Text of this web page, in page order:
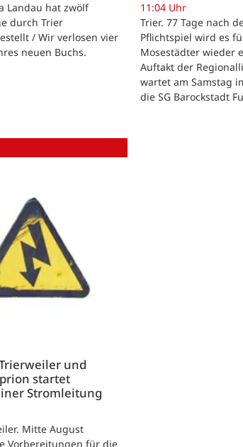
Landau hat zwölf
durch Trier
/ Wir verlosen vier
neuen Buchs.
11:04 Uhr
Trier. 77 Tage nach
Pflichtspiel wird es
Mosestädter wieder
Auftakt der
wartet am Samstag
die SG Barockstadt
und
startet
Stromleitung
Mitte August
Vorbereitungen für die